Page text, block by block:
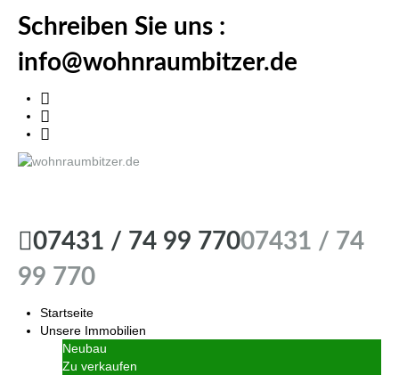
Schreiben Sie uns :
info@wohnraumbitzer.de
07431 / 74 99 77007431 / 74
99 770
Startseite
Unsere Immobilien
Neubau
Zu verkaufen